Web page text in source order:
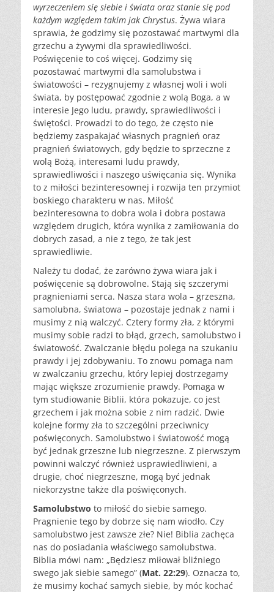
wyrzeczeniem się siebie i świata oraz stanie się pod
każdym względem takim jak Chrystus. Żywa wiara
sprawia, że godzimy się pozostawać martwymi dla
grzechu a żywymi dla sprawiedliwości.
Poświęcenie to coś więcej. Godzimy się
pozostawać martwymi dla samolubstwa i
światowości – rezygnujemy z własnej woli i woli
świata, by postępować zgodnie z wolą Boga, a w
interesie Jego ludu, prawdy, sprawiedliwości i
świętości. Prowadzi to do tego, że często nie
będziemy zaspakajać własnych pragnień oraz
pragnień światowych, gdy będzie to sprzeczne z
wolą Bożą, interesami ludu prawdy,
sprawiedliwości i naszego uświęcania się. Wynika
to z miłości bezinteresownej i rozwija ten przymiot
boskiego charakteru w nas. Miłość
bezinteresowna to dobra wola i dobra postawa
względem drugich, która wynika z zamiłowania do
dobrych zasad, a nie z tego, że tak jest
sprawiedliwie.
Należy tu dodać, że zarówno żywa wiara jak i
poświęcenie są dobrowolne. Stają się szczerymi
pragnieniami serca. Nasza stara wola – grzeszna,
samolubna, światowa – pozostaje jednak z nami i
musimy z nią walczyć. Cztery formy zła, z którymi
musimy sobie radzi to błąd, grzech, samolubstwo i
światowość. Zwalczanie błędu polega na szukaniu
prawdy i jej zdobywaniu. To znowu pomaga nam
w zwalczaniu grzechu, który lepiej dostrzegamy
mając większe zrozumienie prawdy. Pomaga w
tym studiowanie Biblii, która pokazuje, co jest
grzechem i jak można sobie z nim radzić. Dwie
kolejne formy zła to szczególni przeciwnicy
poświęconych. Samolubstwo i światowość mogą
być jednak grzeszne lub niegrzeszne. Z pierwszym
powinni walczyć również usprawiedliwieni, a
drugie, choć niegrzeszne, mogą być jednak
niekorzystne także dla poświęconych.
Samolubstwo to miłość do siebie samego.
Pragnienie tego by dobrze się nam wiodło. Czy
samolubstwo jest zawsze złe? Nie! Biblia zachęca
nas do posiadania właściwego samolubstwa.
Biblia mówi nam: „Będziesz miłował bliźniego
swego jak siebie samego” (Mat. 22:29). Oznacza to,
że musimy kochać samych siebie, by móc kochać